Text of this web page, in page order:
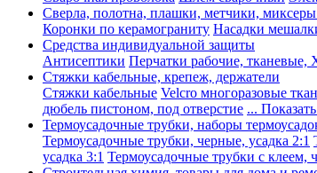
Сверла, полотна, плашки, метчики, миксеры
Коронки по керамограниту Насадки
Средства индивидуальной защиты
Антисептики Перчатки рабочие, тканевые,
Стяжки кабельные, крепеж, держатели
Стяжки кабельные Velcro многоразовые
дюбель пистоном, под отверстие ...
Термоусадочные трубки, наборы
Термоусадочные трубки, черные, усадка 2:1
усадка 3:1 Термоусадочные трубки с клеем,